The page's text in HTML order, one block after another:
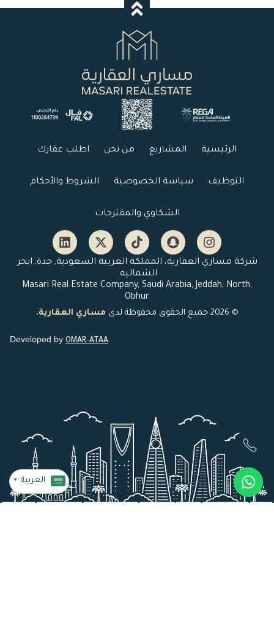
العربية ▼
الرئيسية المشاريع من نحن اطلب عقارك
التوظيف سياسة الخصوصية الشروط والأحكام
الشكاوي والمقترحات
شركة مساري العقارية، المملكة العربية السعودية, جدة, ابحر
الشماليه.
.Masari Real Estate Company, Saudi Arabia, Jeddah, North
Obhur
© 2026 جميع الحقوق محفوظة لدى مساري العقارية.
Developed by OMAR-ATAA